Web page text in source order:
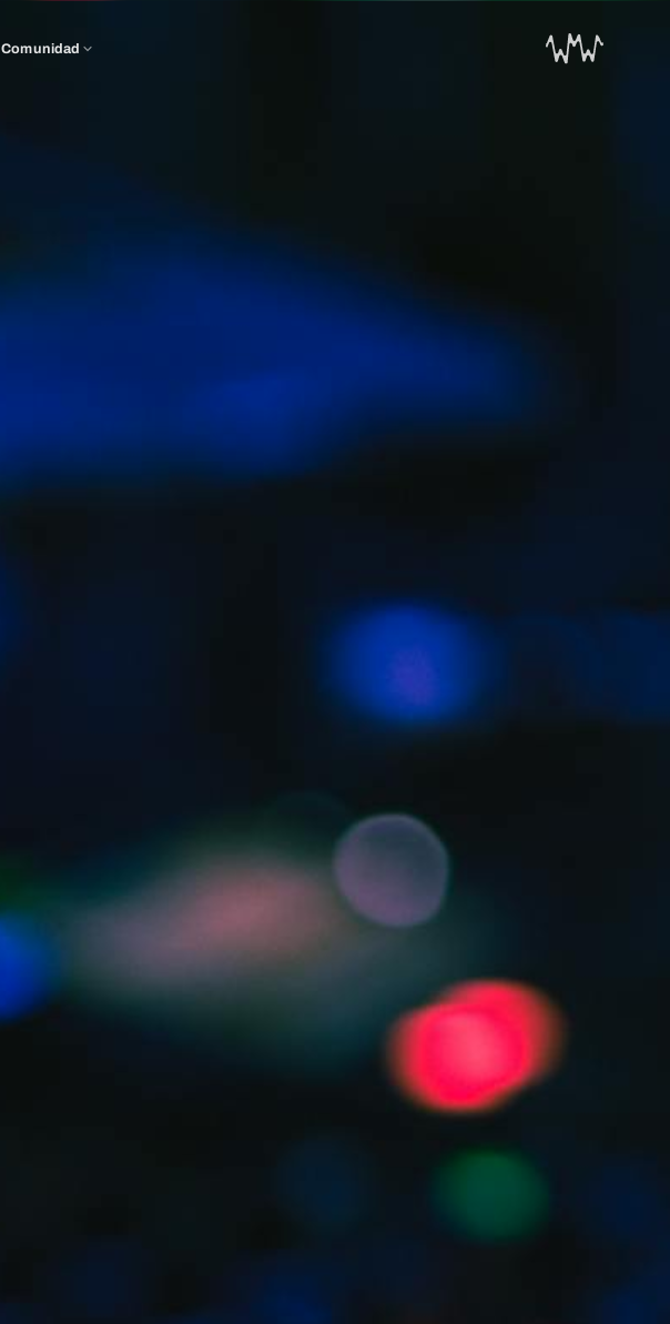
Comunidad